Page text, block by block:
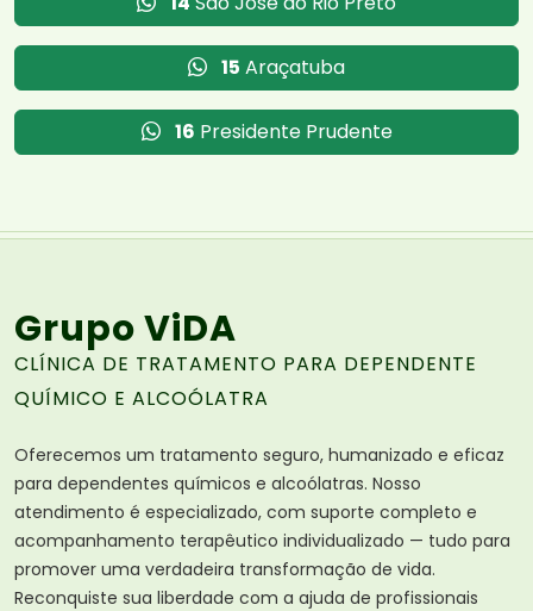
15 Araçatuba
16 Presidente Prudente
Grupo ViDA
CLÍNICA DE TRATAMENTO PARA DEPENDENTE
QUÍMICO E ALCOÓLATRA
Oferecemos um tratamento seguro, humanizado e eficaz
para dependentes químicos e alcoólatras. Nosso
atendimento é especializado, com suporte completo e
acompanhamento terapêutico individualizado — tudo para
promover uma verdadeira transformação de vida.
Reconquiste sua liberdade com a ajuda de profissionais